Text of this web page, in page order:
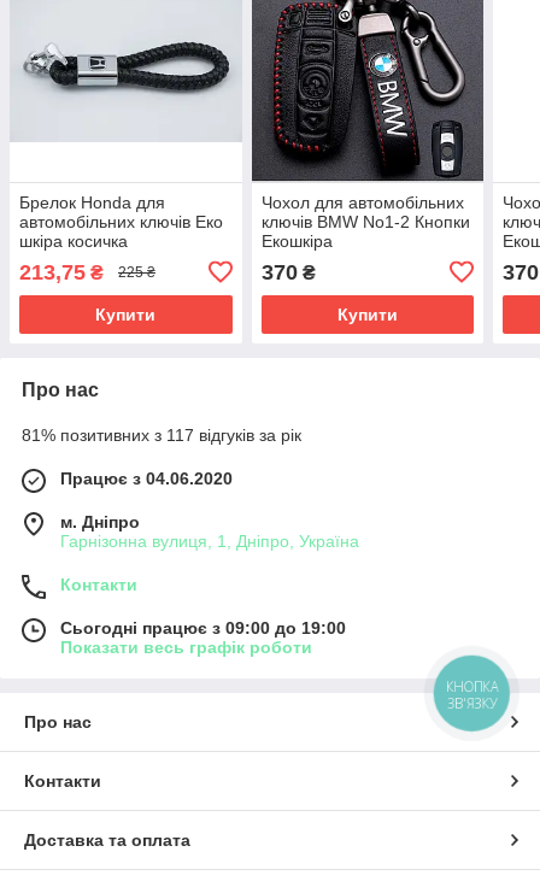
Брелок Honda для
автомобільних ключів Еко
шкіра косичка
213,75 ₴ 225 ₴
Купити
Чохол для автомобільних
ключів BMW No1-2 Кнопки
Екошкіра
370₴
Купити
370
Про нас
81% позитивних з 117 відгуків за рік
Працює з 04.06.2020
м. Дніпро
Гарнізонна вулиця, 1, Дніпро, Україна
Контакти
Сьогодні працює з 09:00 до 19:00
Показати весь графік роботи
Про нас
Контакти
Доставка та оплата
КНОПКА
ЗВ'ЯЗКУ